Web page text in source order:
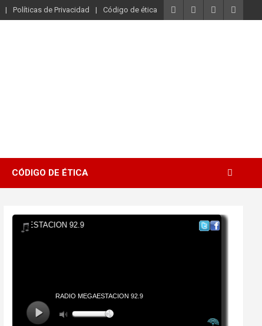
Políticas de Privacidad Código de ética
CÓDIGO DE ÉTICA